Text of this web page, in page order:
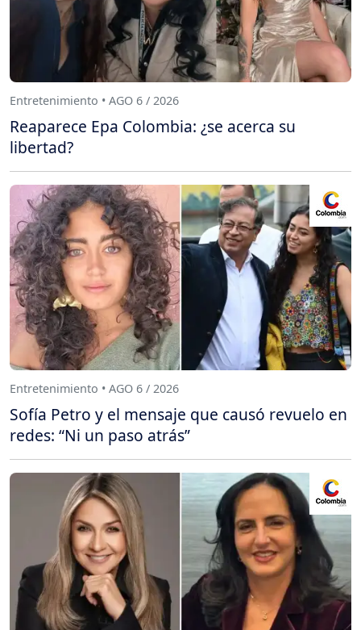
Entretenimiento • AGO 6 / 2026
Reaparece Epa Colombia: ¿se acerca su
libertad?
Entretenimiento • AGO 6 / 2026
Sofía Petro y el mensaje que causó revuelo en
redes: “Ni un paso atrás”